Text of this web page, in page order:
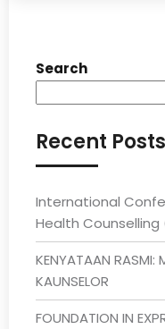
Search
Recent Posts
International
Health Counselling
KENYATAAN RASMI:
KAUNSELOR
FOUNDATION IN